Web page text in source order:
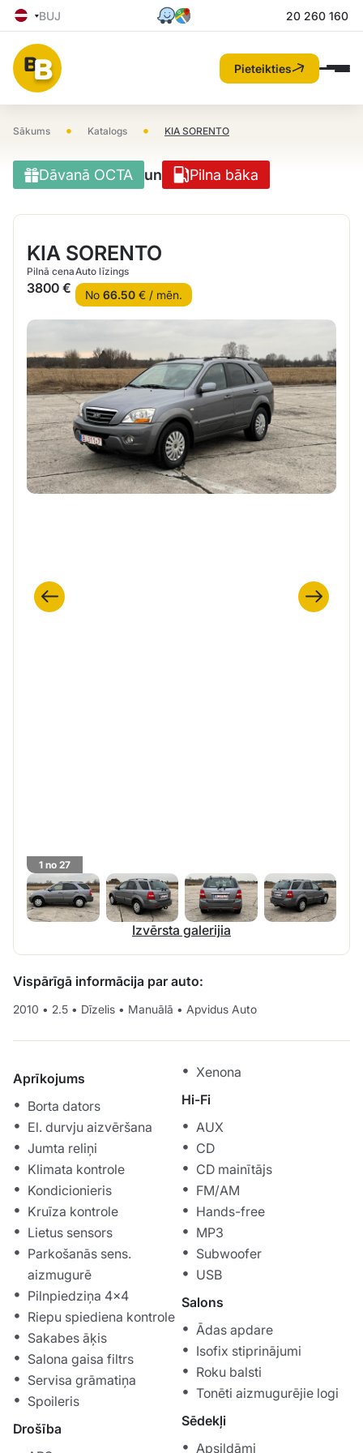
BUJ 20 260 160
Pieteikties
Sākums • Katalogs • KIA SORENTO
Dāvanā OCTA un Pilna bāka
KIA SORENTO
Pilnā cena
3800 €
Auto līzings
No 66.50€ / mēn.
1 no 27
Izvērsta galerijia
Vispārīgā informācija par auto:
2010 • 2.5 • Dīzelis • Manuālā • Apvidus Auto
Aprīkojums
Borta dators
El. durvju aizvēršana
Jumta reliņi
Klimata kontrole
Kondicionieris
Kruīza kontrole
Lietus sensors
Parkošanās sens.
aizmugurē
Pilnpiedziņa 4x4
Riepu spiediena kontrole
Sakabes āķis
Salona gaisa filtrs
Servisa grāmatiņa
Spoileris
Drošība
Xenona
Hi-Fi
AUX
CD
CD mainītājs
FM/AM
Hands-free
MP3
Subwoofer
USB
Salons
Ādas apdare
Isofix stiprinājumi
Roku balsti
Tonēti aizmugurējie logi
Sēdekļi
Apsildāmi